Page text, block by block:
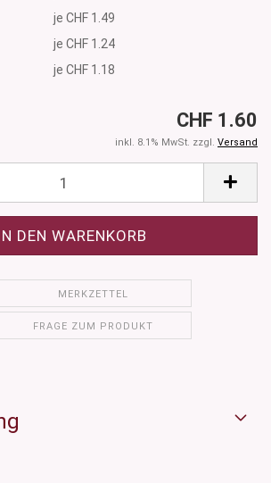
je CHF 1.49
je CHF 1.24
je CHF 1.18
CHF 1.60
inkl. 8.1% MwSt. zzgl. Versand
MERKZETTEL
FRAGE ZUM PRODUKT